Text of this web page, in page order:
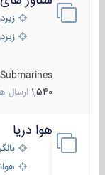
Submarines
1,540 ارسال ها
هوا دریا